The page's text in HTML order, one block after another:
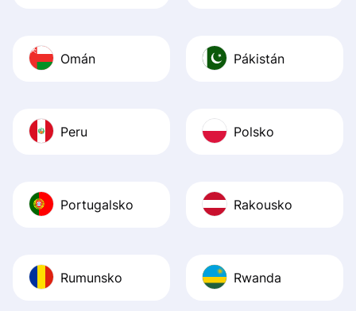
Omán Pákistán
Peru Polsko
Portugalsko Rakousko
Rumunsko Rwanda